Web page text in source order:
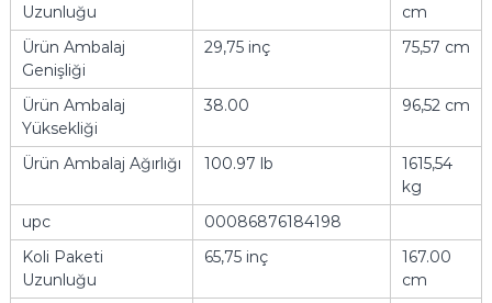
Uzunluğu
cm
Ürün Ambalaj
Genişliği
29,75 inç 75,57 cm
Ürün Ambalaj
Yüksekliği
38.00 96,52 cm
Ürün Ambalaj Ağırlığı 100.97 lb
1615,54
kg
upc
00086876184198
Koli Paketi
Uzunluğu
65,75 inç
167.00
cm